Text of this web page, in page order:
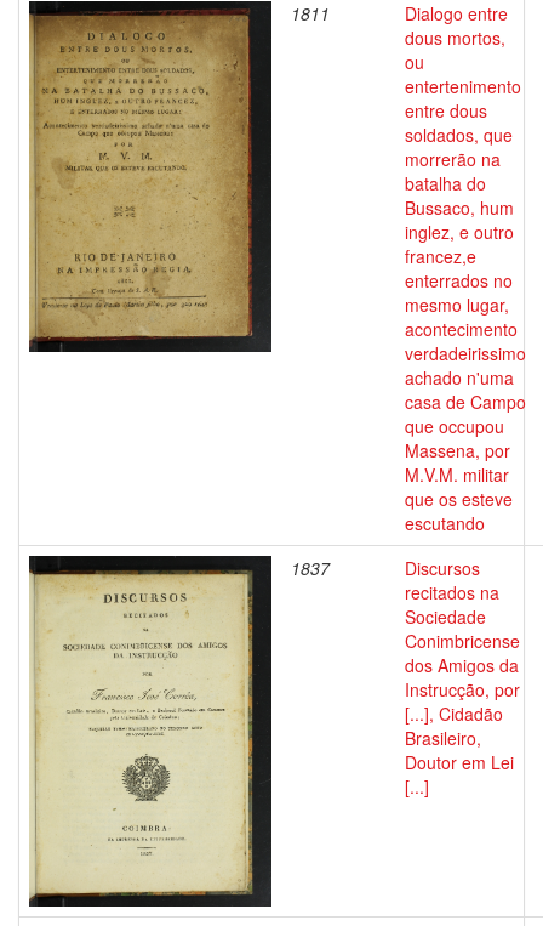
1811
Dialogo entre
dous mortos,
ou
entertenimento
entre dous
soldados, que
morrerão na
batalha do
Bussaco, hum
inglez, e outro
francez,e
enterrados no
mesmo lugar,
acontecimento
verdadeirissimo
achado n'uma
casa de Campo
que occupou
Massena, por
M.V.M. militar
que os esteve
escutando
1837
Discursos
recitados na
Sociedade
Conimbricense
dos Amigos da
Instrucção, por
[...], Cidadão
Brasileiro,
Doutor em Lei
[...]